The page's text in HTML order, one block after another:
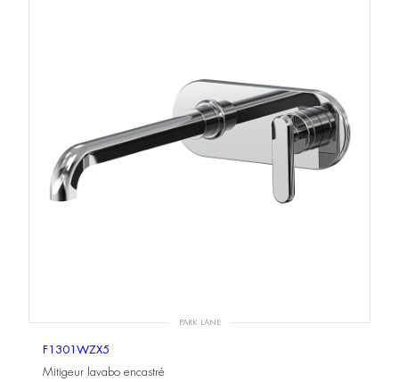
PARK LANE
F1301WZX5
Mitigeur lavabo encastré